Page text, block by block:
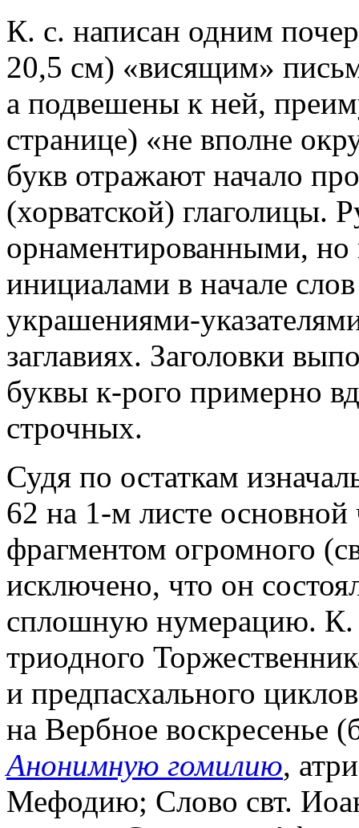
К. с. написан одним
20,5 см) «висящим»
а подвешены к ней,
странице) «не вполне
букв отражают начало
(хорватской) глаголицы.
орнаментированными,
инициалами в начале
украшениями-
заглавиях. Заголовки
буквы к-рого примерно
строчных.
Судя по остаткам
62 на 1-м листе основной
фрагментом огромного
исключено, что он
сплошную нумерацию. К.
триодного
и предпасхального
на Вербное воскресенье
Анонимную гомилию,
Мефодию; Слово свт.